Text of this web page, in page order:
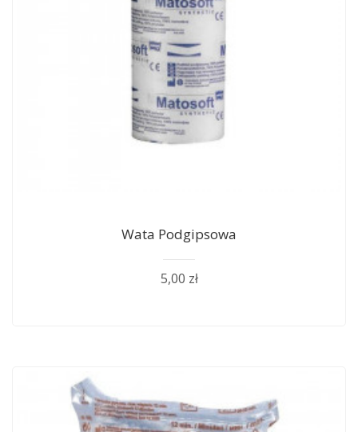
Wata Podgipsowa
5,00 zł